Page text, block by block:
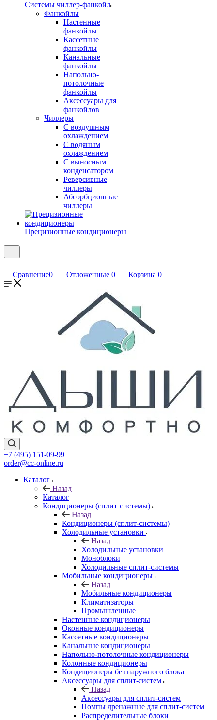
Системы чиллер-фанкойл
Фанкойлы
Настенные
фанкойлы
Кассетные
фанкойлы
Канальные
фанкойлы
Напольно-
потолочные
фанкойлы
Аксессуары для
фанкойлов
Чиллеры
С воздушным
охлаждением
С водяным
охлаждением
С выносным
конденсатором
Реверсивные
чиллеры
Абсорбционные
чиллеры
Прецизионные кондиционеры
Сравнение0 Отложенные 0 Корзина 0
+7 (495) 151-09-99
order@cc-online.ru
Каталог
Назад
Каталог
Кондиционеры (сплит-системы)
Назад
Кондиционеры (сплит-системы)
Холодильные установки
Назад
Холодильные установки
Моноблоки
Холодильные сплит-системы
Мобильные кондиционеры
Назад
Мобильные кондиционеры
Климатизаторы
Промышленные
Настенные кондиционеры
Оконные кондиционеры
Кассетные кондиционеры
Канальные кондиционеры
Напольно-потолочные кондиционеры
Колонные кондиционеры
Кондиционеры без наружного блока
Аксессуары для сплит-систем
Назад
Аксессуары для сплит-систем
Помпы дренажные для сплит-систем
Распределительные блоки